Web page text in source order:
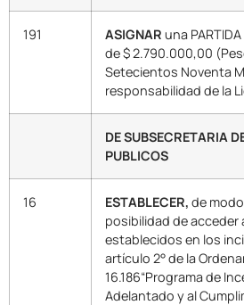
191 ASIGNAR una
de $ 2.790.000,00
Setecientos Noventa
responsabilidad de la
DE SUBSECRETARIA
PUBLICOS
16 ESTABLECER, de
posibilidad de acceder
establecidos en los
artículo 2° de la
16.186“Programa de
Adelantado y al